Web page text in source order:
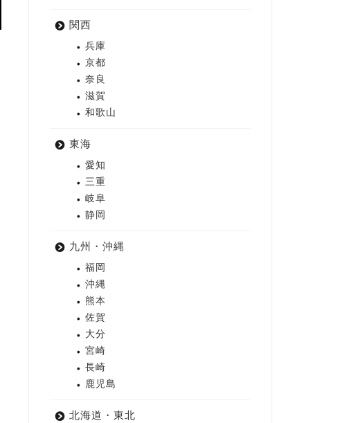
関西
兵庫
京都
奈良
滋賀
和歌山
東海
愛知
三重
岐阜
静岡
九州・沖縄
福岡
沖縄
熊本
佐賀
大分
宮崎
長崎
鹿児島
北海道・東北